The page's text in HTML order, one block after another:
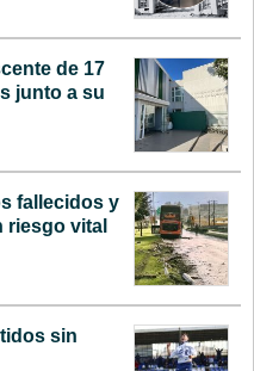
de 17
junto a su
fallecidos y
riesgo vital
sin